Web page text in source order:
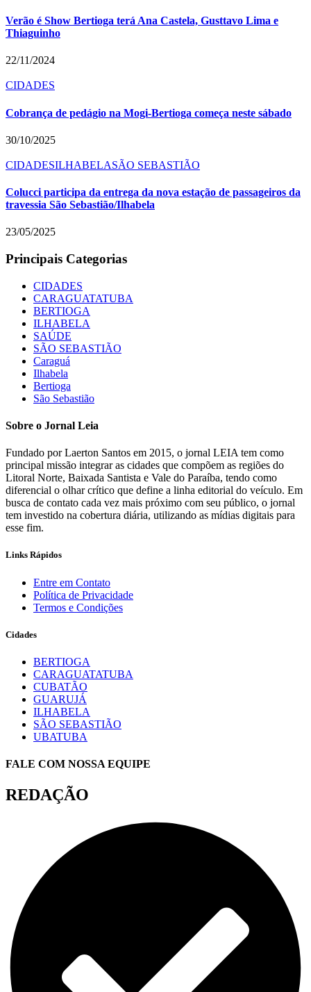
Verão é Show Bertioga terá Ana Castela, Gusttavo Lima e
Thiaguinho
22/11/2024
CIDADES
Cobrança de pedágio na Mogi-Bertioga começa neste sábado
30/10/2025
CIDADESILHABELASÃO SEBASTIÃO
Colucci participa da entrega da nova estação de passageiros da
travessia São Sebastião/Ilhabela
23/05/2025
Principais Categorias
CIDADES
CARAGUATATUBA
BERTIOGA
ILHABELA
SAÚDE
SÃO SEBASTIÃO
Caraguá
Ilhabela
Bertioga
São Sebastião
Sobre o Jornal Leia
Fundado por Laerton Santos em 2015, o jornal LEIA tem como
principal missão integrar as cidades que compõem as regiões do
Litoral Norte, Baixada Santista e Vale do Paraíba, tendo como
diferencial o olhar crítico que define a linha editorial do veículo. Em
busca de contato cada vez mais próximo com seu público, o jornal
tem investido na cobertura diária, utilizando as mídias digitais para
esse fim.
Links Rápidos
Entre em Contato
Política de Privacidade
Termos e Condições
Cidades
BERTIOGA
CARAGUATATUBA
CUBATÃO
GUARUJÁ
ILHABELA
SÃO SEBASTIÃO
UBATUBA
FALE COM NOSSA EQUIPE
REDAÇÃO